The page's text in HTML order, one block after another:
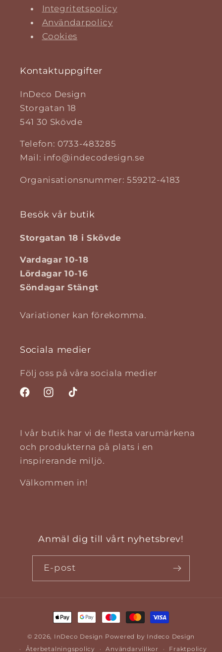
Integritetspolicy
Användarpolicy
Cookies
Kontaktuppgifter
InDeco Design
Storgatan 18
541 30 Skövde
Telefon: 0733-483285
Mail: info@indecodesign.se
Organisationsnummer: 559212-4183
Besök vår butik
Storgatan 18 i Skövde
Vardagar 10-18
Lördagar 10-16
Söndagar Stängt
Variationer kan förekomma.
Sociala medier
Följ oss på våra sociala medier
FacebookInstagramTikTok
I vår butik har vi de flesta varumärkena
och produkterna på plats i en
inspirerande miljö.
Välkommen in!
Anmäl dig till vårt nyhetsbrev!
E-post
Betalningsmetoder
© 2026, InDeco Design Powered by Indeco Design
Återbetalningspolicy
Användarvillkor Fraktpolicy